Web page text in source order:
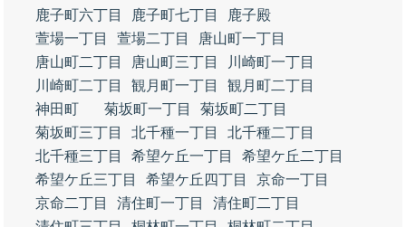
鹿子町六丁目
鹿子町七丁目
鹿子殿
萱場一丁目
萱場二丁目
唐山町一丁目
唐山町二丁目
唐山町三丁目
川崎町一丁目
川崎町二丁目
観月町一丁目
観月町二丁目
神田町
菊坂町一丁目
菊坂町二丁目
菊坂町三丁目
北千種一丁目
北千種二丁目
北千種三丁目
希望ケ丘一丁目
希望ケ丘二丁目
希望ケ丘三丁目
希望ケ丘四丁目
京命一丁目
京命二丁目
清住町一丁目
清住町二丁目